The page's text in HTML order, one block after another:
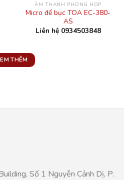
ÂM THANH PHÒNG HỌP
Micro để bục TOA EC-380-
AS
Liên hệ 0934503848
THÊM
Số 1 Nguyễn Cảnh Dị, P.